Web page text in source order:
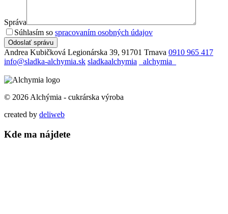
Správa
Súhlasím so spracovaním osobných údajov
Odoslať správu
Andrea Kubičková Legionárska 39, 91701 Trnava 0910 965 417
info@sladka-alchymia.sk sladkaalchymia _alchymia_
© 2026 Alchýmia - cukrárska výroba
created by deliweb
Kde ma nájdete